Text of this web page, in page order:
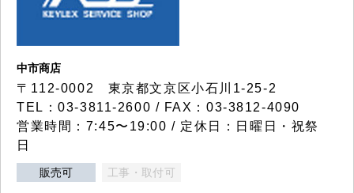
中市商店
〒112-0002 東京都文京区小石川1-25-2
TEL：03-3811-2600 / FAX：03-3812-4090
営業時間：7:45〜19:00 / 定休日：日曜日・祝祭
日
販売可 工事・取付可